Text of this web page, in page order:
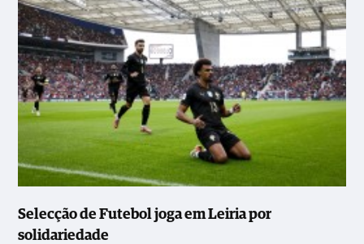
Selecção de Futebol joga em Leiria por
solidariedade